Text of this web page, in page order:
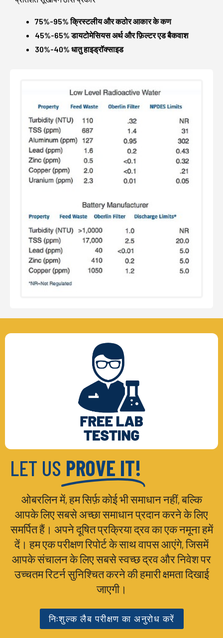
75%-95% क्रिस्टलीय और कठोर आकार के कण
45%-65% डायटोमेसियस अर्थ और फ़िल्टर एड बैकवाश
30%-40% धातु हाइड्रॉक्साइड
LET US PROVE IT!
ओबरलिन में, हम सिर्फ़ कोई भी समाधान नहीं, बल्कि
आपके लिए सबसे अच्छा समाधान प्रदान करने के लिए
समर्पित हैं। अपने दूषित प्रक्रिया द्रव का एक नमूना हमें
दें। हम एक परीक्षण रिपोर्ट के साथ वापस आएंगे, जिसमें
आपके संचालन के लिए सबसे स्वच्छ द्रव और निवेश पर
उच्चतम रिटर्न सुनिश्चित करने की हमारी क्षमता दिखाई
जाएगी।
निःशुल्क लैब परीक्षण का अनुरोध करें